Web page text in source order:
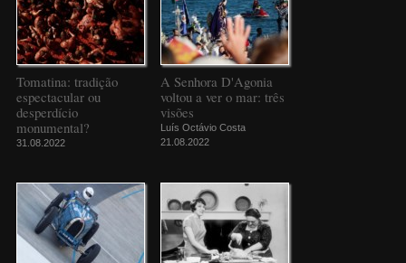
Tomatina: tradição
espectacular ou
desperdício
monumental?
31.08.2022
A Senhora D'Agonia
voltou a ver o mar: três
visões
Luís Octávio Costa
21.08.2022